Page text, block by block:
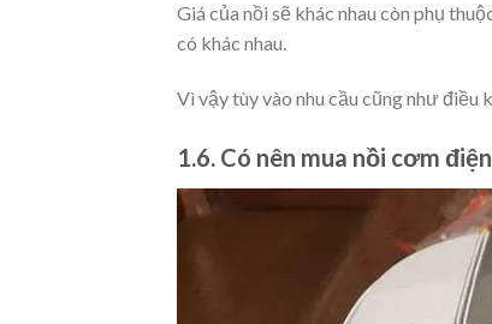
Giá của nồi sẽ khác nhau còn phụ
có khác nhau.
Vì vậy tùy vào nhu cầu cũng như
1.6. Có nên mua nồi cơm